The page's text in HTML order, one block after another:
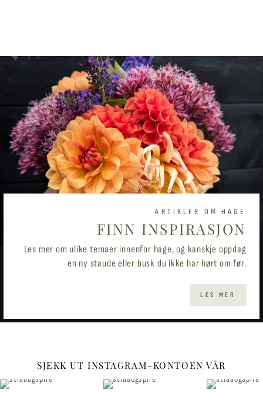
ARTIKLER OM HAGE
FINN INSPIRASJON
Les mer om ulike temaer innenfor hage, og kanskje oppdag
en ny staude eller busk du ikke har hørt om før.
LES MER
SJEKK UT INSTAGRAM-KONTOEN VÅR